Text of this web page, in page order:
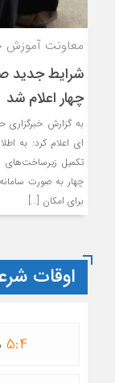
معاونت آموزش
شرایط جدید
چهار اعلام شد
به گزارش خبرگزاری
ای اعلام کرد: به
برای امکان […]
اوقات
5:4